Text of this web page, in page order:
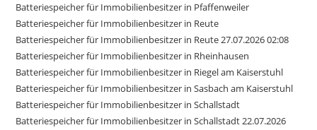
Batteriespeicher für Immobilienbesitzer in Pfaffenweiler
Batteriespeicher für Immobilienbesitzer in Reute
Batteriespeicher für Immobilienbesitzer in Reute 27.07.2026 02:08
Batteriespeicher für Immobilienbesitzer in Rheinhausen
Batteriespeicher für Immobilienbesitzer in Riegel am Kaiserstuhl
Batteriespeicher für Immobilienbesitzer in Sasbach am Kaiserstuhl
Batteriespeicher für Immobilienbesitzer in Schallstadt
Batteriespeicher für Immobilienbesitzer in Schallstadt 22.07.2026